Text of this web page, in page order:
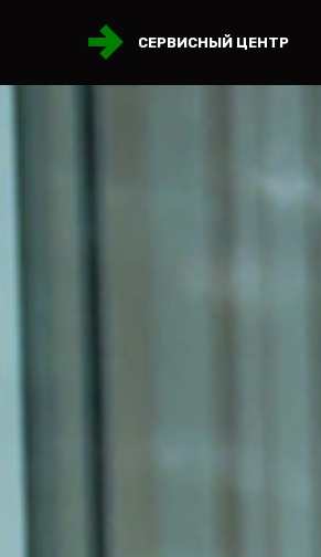
СЕРВИСНЫЙ ЦЕНТР